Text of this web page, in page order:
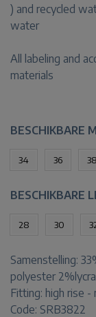
) and recycled
water
All labeling and
materials
BESCHIKBARE
34 36 38
BESCHIKBARE
28 30
Samenstelling:
polyester 2%lycra
Fitting: high rise
Code: SRB3822